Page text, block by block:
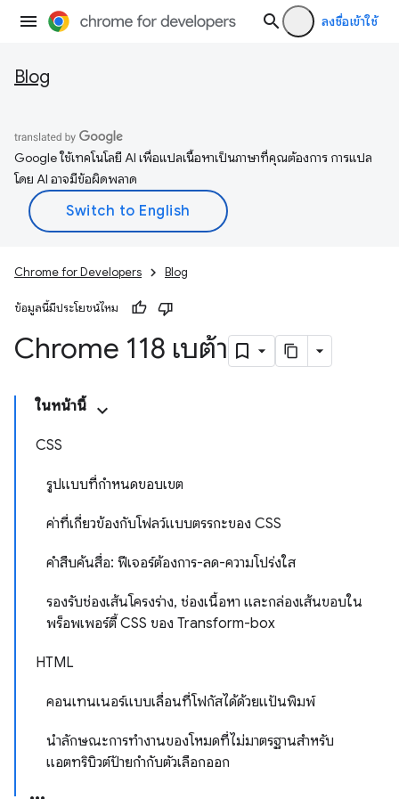
ลงชื่อเข้าใช้
Blog
Google ใช้เทคโนโลยี AI เพื่อแปลเนื้อหาเป็นภาษาที่คุณต้องการ การแปล
โดย AI อาจมีข้อผิดพลาด
Chrome for Developers Blog
ข้อมูลนี้มีประโยชน์ไหม
Chrome 118 เบต้า
ในหน้านี้
CSS
รูปแบบที่กำหนดขอบเขต
ค่าที่เกี่ยวข้องกับโฟลว์แบบตรรกะของ CSS
คำสืบค้นสื่อ: ฟีเจอร์ต้องการ-ลด-ความโปร่งใส
รองรับช่องเส้นโครงร่าง, ช่องเนื้อหา และกล่องเส้นขอบใน
พร็อพเพอร์ตี้ CSS ของ Transform-box
HTML
คอนเทนเนอร์แบบเลื่อนที่โฟกัสได้ด้วยแป้นพิมพ์
นำลักษณะการทำงานของโหมดที่ไม่มาตรฐานสำหรับ
แอตทริบิวต์ป้ายกำกับตัวเลือกออก